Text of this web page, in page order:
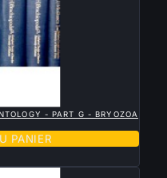
- PART G - BRYOZOA
PANIER